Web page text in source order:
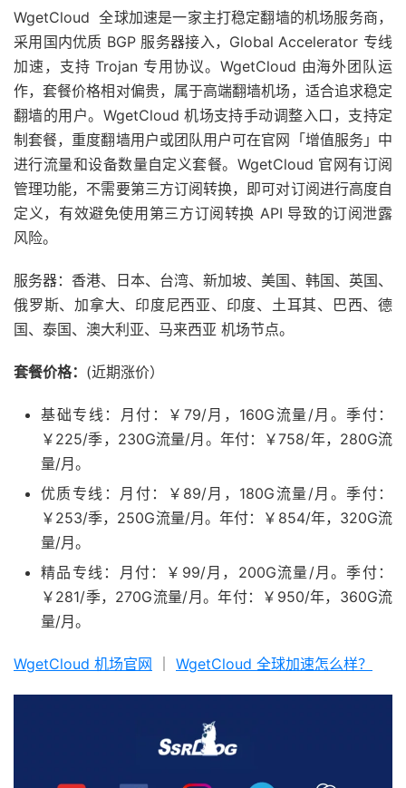
WgetCloud 全球加速是一家主打稳定翻墙的机场服务商，
采用国内优质 BGP 服务器接入，Global Accelerator 专线
加速，支持 Trojan 专用协议。WgetCloud 由海外团队运
作，套餐价格相对偏贵，属于高端翻墙机场，适合追求稳定
翻墙的用户。WgetCloud 机场支持手动调整入口，支持定
制套餐，重度翻墙用户或团队用户可在官网「增值服务」中
进行流量和设备数量自定义套餐。WgetCloud 官网有订阅
管理功能，不需要第三方订阅转换，即可对订阅进行高度自
定义，有效避免使用第三方订阅转换 API 导致的订阅泄露
风险。
服务器：香港、日本、台湾、新加坡、美国、韩国、英国、
俄罗斯、加拿大、印度尼西亚、印度、土耳其、巴西、德
国、泰国、澳大利亚、马来西亚 机场节点。
套餐价格： (近期涨价）
基础专线：月付：￥79/月，160G流量/月。季付：
￥225/季，230G流量/月。年付：￥758/年，280G流
量/月。
优质专线：月付：￥89/月，180G流量/月。季付：
￥253/季，250G流量/月。年付：￥854/年，320G流
量/月。
精品专线：月付：￥99/月，200G流量/月。季付：
￥281/季，270G流量/月。年付：￥950/年，360G流
量/月。
WgetCloud 机场官网 WgetCloud 全球加速怎么样？